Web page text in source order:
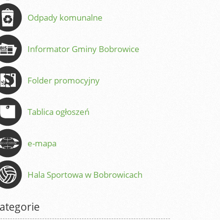
Odpady komunalne
Informator Gminy Bobrowice
Folder promocyjny
Tablica ogłoszeń
e-mapa
Hala Sportowa w Bobrowicach